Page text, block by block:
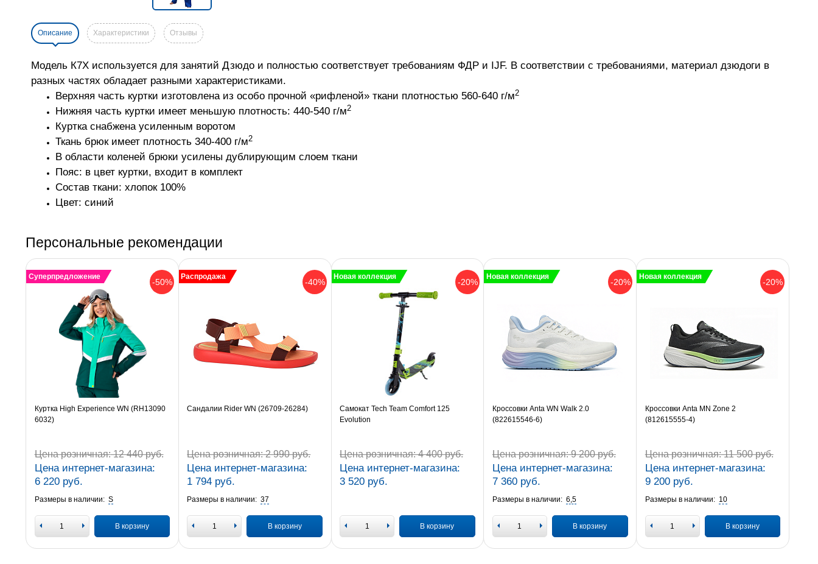
Описание Характеристики Отзывы
Модель К7Х используется для занятий Дзюдо и полностью соответствует требованиям ФДР и IJF. В соответствии с требованиями, материал дзюдоги в
разных частях обладает разными характеристиками.
Верхняя часть куртки изготовлена из особо прочной «рифленой» ткани плотностью 560-640 г/м2
Нижняя часть куртки имеет меньшую плотность: 440-540 г/м2
Куртка снабжена усиленным воротом
Ткань брюк имеет плотность 340-400 г/м2
В области коленей брюки усилены дублирующим слоем ткани
Пояс: в цвет куртки, входит в комплект
Состав ткани: хлопок 100%
Цвет: синий
Персональные рекомендации
-50%
Суперпредложение
Куртка High Experience WN (RH13090
6032)
Цена розничная:12 440 руб.
Цена интернет-магазина:
6 220 руб.
Размеры в наличии: S
В корзину
-40%
Распродажа
Сандалии Rider WN (26709-26284)
Цена розничная:2 990 руб.
Цена интернет-магазина:
1 794 руб.
Размеры в наличии: 37
В корзину
-20%
Новая коллекция
Самокат Tech Team Comfort 125
Evolution
Цена розничная:4 400 руб.
Цена интернет-магазина:
3 520 руб.
В корзину
-20%
Новая коллекция
Кроссовки Anta WN Walk 2.0
(822615546-6)
Цена розничная:9 200 руб.
Цена интернет-магазина:
7 360 руб.
Размеры в наличии: 6,5
В корзину
-20%
Новая коллекция
Кроссовки Anta MN Zone 2
(812615555-4)
Цена розничная:11 500 руб.
Цена интернет-магазина:
9 200 руб.
Размеры в наличии: 10
В корзину